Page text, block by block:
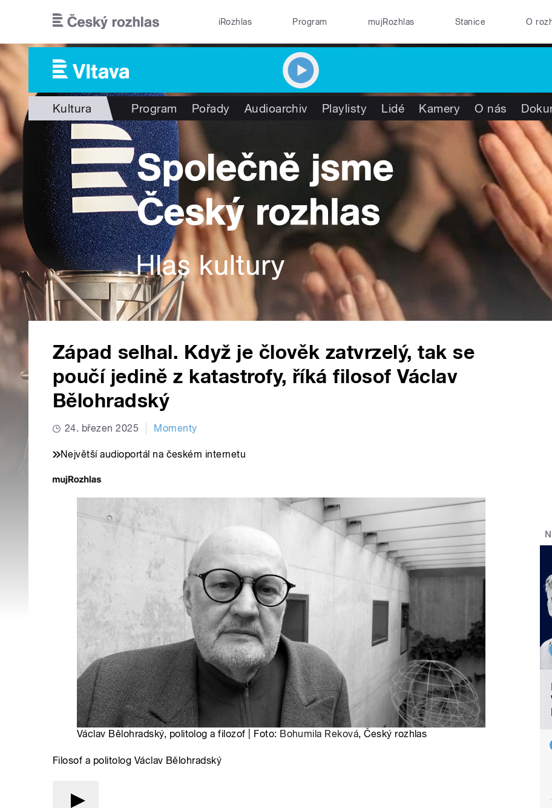
iRozhlas Program mujRozhlas Stanice O
Kultura Program Pořady Audioarchiv Playlisty Lidé Kamery O nás
Západ selhal. Když je člověk zatvrzelý, tak se
poučí jedině z katastrofy, říká filosof Václav
Bělohradský
24. březen 2025 Momenty
Největší audioportál na českém internetu
Václav Bělohradský, politolog a filozof | Foto: Bohumila Reková, Český rozhlas
Filosof a politolog Václav Bělohradský